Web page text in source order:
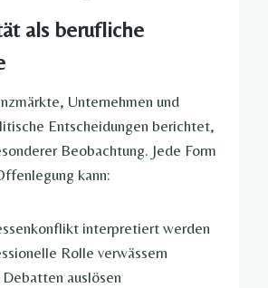
als berufliche
Unternehmen und
Entscheidungen berichtet,
Beobachtung. Jede Form
kann:
interpretiert werden
Rolle verwässern
auslösen